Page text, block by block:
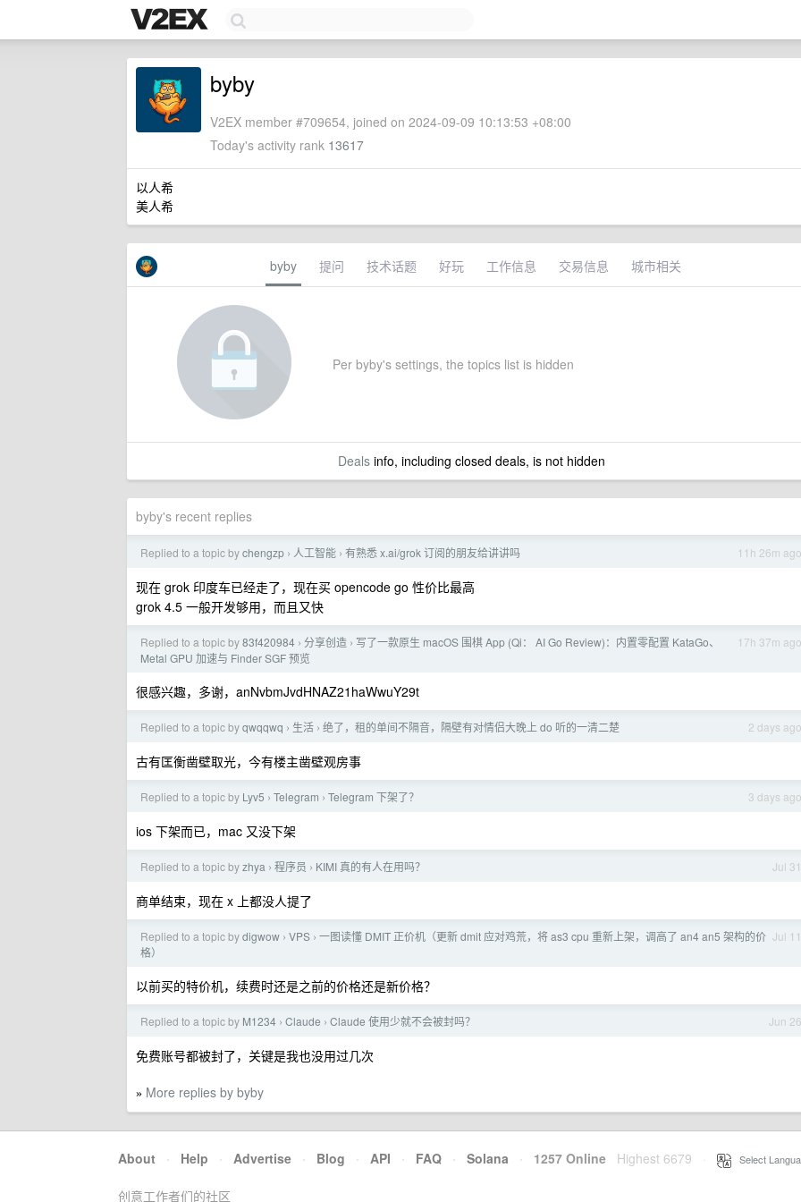
byby
V2EX member #709654, joined on 2024-09-09 10:13:53 +08:00
Today's activity rank 13617
以人希
美人希
byby 提问 技术话题 好玩 工作信息 交易信息 城市相关
Per byby's settings, the topics list is hidden
Dealsinfo, including closed deals, is not hidden
byby's recent replies
11h 26m ago
Replied to a topic bychengzp › 人工智能 › 有熟悉 x.ai/grok 订阅的朋友给讲讲吗
现在 grok 印度车已经走了，现在买 opencode go 性价比最高
grok 4.5 一般开发够用，而且又快
17h 37m ago
Replied to a topic by83f420984 › 分享创造 › 写了一款原生 macOS 围棋 App (Qi： AI Go Review)：内置零配置 KataGo、
Metal GPU 加速与 Finder SGF 预览
很感兴趣，多谢，anNvbmJvdHNAZ21haWwuY29t
2 days ago
Replied to a topic byqwqqwq › 生活 › 绝了，租的单间不隔音，隔壁有对情侣大晚上 do 听的一清二楚
古有匡衡凿壁取光，今有楼主凿壁观房事
3 days ago
Replied to a topic by Lyv5 › Telegram › Telegram 下架了？
ios 下架而已，mac 又没下架
Jul 31
Replied to a topic byzhya › 程序员 › KIMI 真的有人在用吗？
商单结束，现在 x 上都没人提了
Jul 11
Replied to a topic bydigwow › VPS › 一图读懂 DMIT 正价机（更新 dmit 应对鸡荒，将 as3 cpu 重新上架，调高了 an4 an5 架构的价
格）
以前买的特价机，续费时还是之前的价格还是新价格？
Jun 26
Replied to a topic by M1234 › Claude › Claude 使用少就不会被封吗？
免费账号都被封了，关键是我也没用过几次
» More replies by byby
About · Help · Advertise · Blog · API · FAQ · Solana · 1257 Online Highest 6679 Select
创意工作者们的社区